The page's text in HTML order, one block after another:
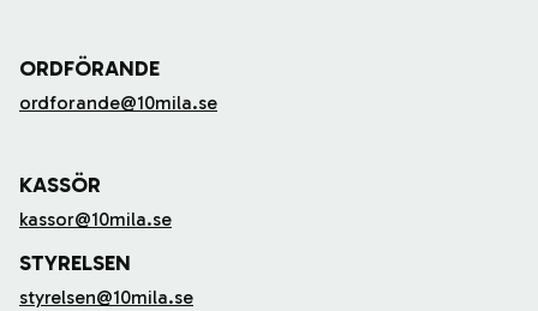
ORDFÖRANDE
ordforande@10mila.se
KASSÖR
kassor@10mila.se
STYRELSEN
styrelsen@10mila.se